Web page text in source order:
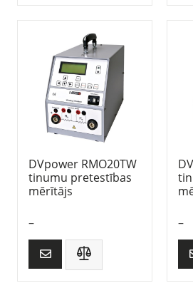
DVpower RMO20TW
tinumu pretestības
mērītājs
– –